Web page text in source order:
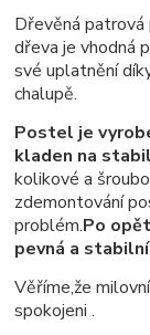
Dřevěná
dřeva je vhodná
své uplatnění
chalupě.
Postel je
kladen na
kolikové a
zdemontování
problém.Po
pevná a stabilní
Věříme,že
spokojeni .